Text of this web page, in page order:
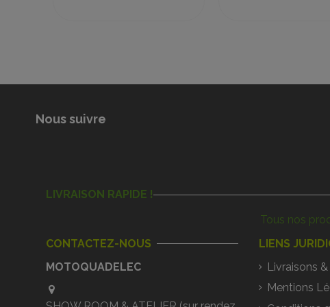
Nous suivre
LIVRAISON RAPIDE !
Tous nos
CONTACTEZ-NOUS
MOTOQUADELEC
LIENS
Livraisons
Mentions